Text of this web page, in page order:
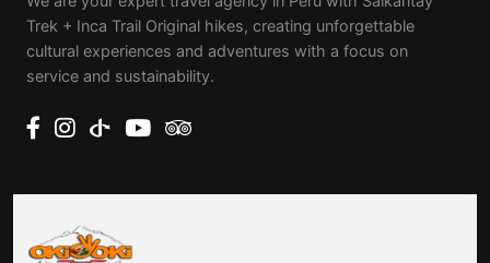
Trek + Inca Trail Original hikes, creating unforgettable
cultural experiences and adventures with a focus on
service and sustainability.